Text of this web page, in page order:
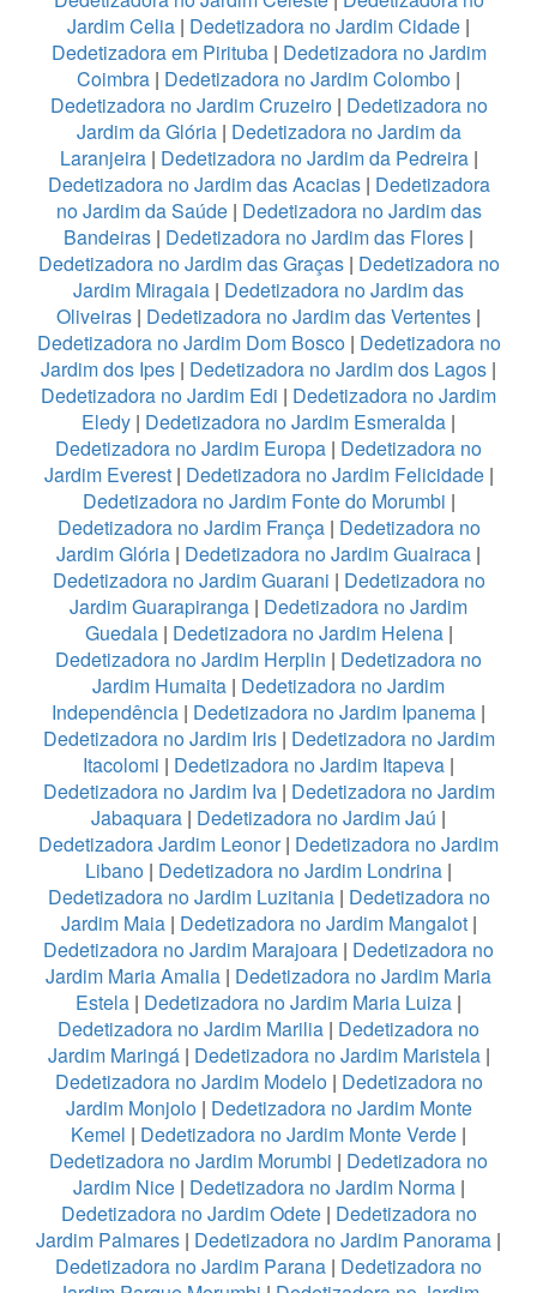
Jardim Celia | Dedetizadora no Jardim Cidade |
Dedetizadora em Pirituba| Dedetizadora no Jardim
Coimbra | Dedetizadora no Jardim Colombo |
Dedetizadora no Jardim Cruzeiro| Dedetizadora no
Jardim da Glória| Dedetizadora no Jardim da
Laranjeira| Dedetizadora no Jardim da Pedreira|
Dedetizadora no Jardim das Acacias| Dedetizadora
no Jardim da Saúde| Dedetizadora no Jardim das
Bandeiras | Dedetizadora no Jardim das Flores |
Dedetizadora no Jardim das Graças| Dedetizadora no
Jardim Miragaia | Dedetizadora no Jardim das
Oliveiras | Dedetizadora no Jardim das Vertentes |
Dedetizadora no Jardim Dom Bosco| Dedetizadora no
Jardim dos Ipes | Dedetizadora no Jardim dos Lagos |
Dedetizadora no Jardim Edi | Dedetizadora no Jardim
Eledy | Dedetizadora no Jardim Esmeralda |
Dedetizadora no Jardim Europa | Dedetizadora no
Jardim Everest| Dedetizadora no Jardim Felicidade|
Dedetizadora no Jardim Fonte do Morumbi |
Dedetizadora no Jardim França| Dedetizadora no
Jardim Glória | Dedetizadora no Jardim Guairaca |
Dedetizadora no Jardim Guarani | Dedetizadora no
Jardim Guarapiranga | Dedetizadora no Jardim
Guedala| Dedetizadora no Jardim Helena|
Dedetizadora no Jardim Herplin | Dedetizadora no
Jardim Humaita | Dedetizadora no Jardim
Independência | Dedetizadora no Jardim Ipanema |
Dedetizadora no Jardim Iris| Dedetizadora no Jardim
Itacolomi | Dedetizadora no Jardim Itapeva |
Dedetizadora no Jardim Iva| Dedetizadora no Jardim
Jabaquara | Dedetizadora no Jardim Jaú |
Dedetizadora Jardim Leonor| Dedetizadora no Jardim
Libano | Dedetizadora no Jardim Londrina |
Dedetizadora no Jardim Luzitania| Dedetizadora no
Jardim Maia| Dedetizadora no Jardim Mangalot|
Dedetizadora no Jardim Marajoara | Dedetizadora no
Jardim Maria Amalia | Dedetizadora no Jardim Maria
Estela | Dedetizadora no Jardim Maria Luiza |
Dedetizadora no Jardim Marilia | Dedetizadora no
Jardim Maringá| Dedetizadora no Jardim Maristela|
Dedetizadora no Jardim Modelo| Dedetizadora no
Jardim Monjolo| Dedetizadora no Jardim Monte
Kemel | Dedetizadora no Jardim Monte Verde |
Dedetizadora no Jardim Morumbi | Dedetizadora no
Jardim Nice| Dedetizadora no Jardim Norma|
Dedetizadora no Jardim Odete| Dedetizadora no
Jardim Palmares | Dedetizadora no Jardim Panorama |
Dedetizadora no Jardim Parana | Dedetizadora no